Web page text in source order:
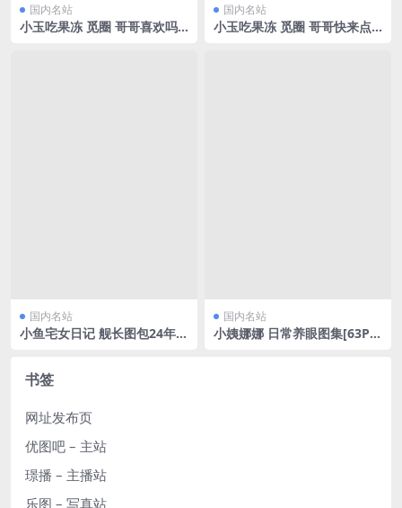
国内名站
小玉吃果冻 觅圈 哥哥喜欢吗
国内名站
小玉吃果冻 觅圈 哥哥快来点
国内名站
小鱼宅女日记 舰长图包24年1
国内名站
小姨娜娜 日常养眼图集[63P/2
书签
网址发布页
优图吧 – 主站
璟播 – 主播站
乐图 – 写真站